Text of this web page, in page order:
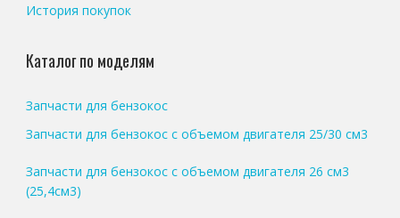
История покупок
Каталог по моделям
Запчасти для бензокос
Запчасти для бензокос с объемом двигателя 25/30 см3
Запчасти для бензокос с объемом двигателя 26 см3
(25,4см3)